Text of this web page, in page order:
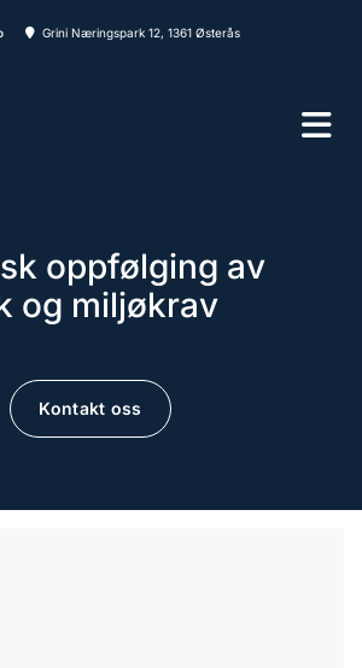
 Grini Næringspark 12, 1361 Østerås
oppfølging av
og miljøkrav
Kontakt oss